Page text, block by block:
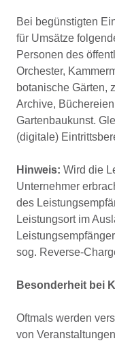
Bei begünstigten
für Umsätze
Personen des
Orchester,
botanische Gärten,
Archive,
Gartenbaukunst.
(digitale)
Hinweis: Wird die
Unternehmer
des
Leistungsort im
sog. Reverse-
Besonderheit bei
Oftmals werden
von